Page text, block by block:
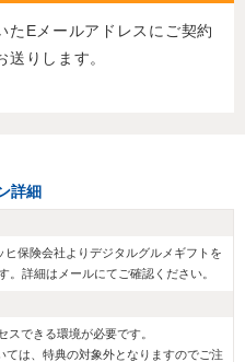
たEメールアドレスにご契約
送りします。
詳細
保険会社よりデジタルグルメギフトを
。詳細はメールにてご確認ください。
できる環境が必要です。
は、特典の対象外となりますのでご注